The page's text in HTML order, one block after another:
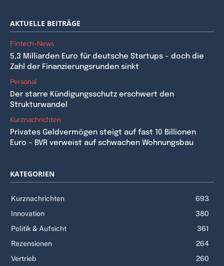
AKTUELLE BEITRÄGE
Fintech-News
5,3 Milliarden Euro für deutsche Startups – doch die
Zahl der Finanzierungsrunden sinkt
Personal
Der starre Kündigungsschutz erschwert den
Strukturwandel
Kurznachrichten
Privates Geldvermögen steigt auf fast 10 Billionen
Euro – BVR verweist auf schwachen Wohnungsbau
KATEGORIEN
Kurznachrichten
693
Innovation
380
Politik & Aufsicht
361
Rezensionen
264
Vertrieb
260